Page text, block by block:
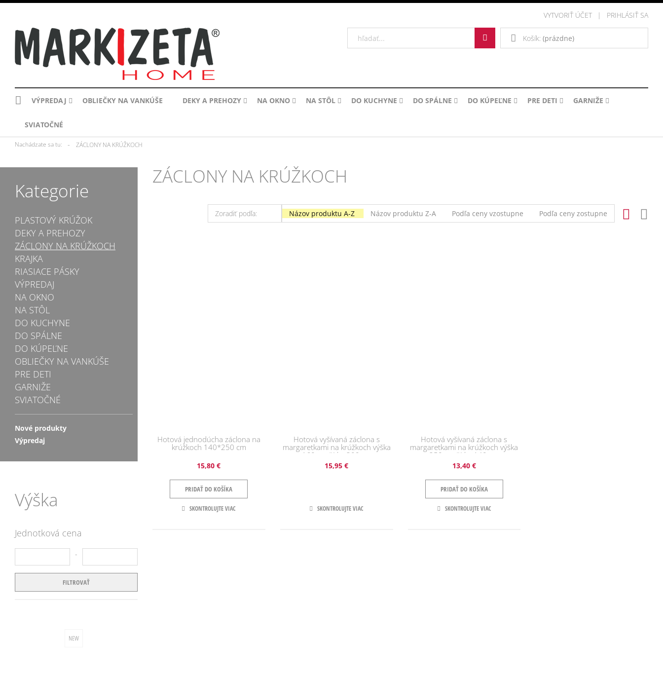
VYTVORIŤ ÚČET PRIHLÁSIŤ SA
Košík: (prázdne)
VÝPREDAJ OBLIEČKY NA VANKÚŠE DEKY A PREHOZY NA OKNO NA STÔL DO KUCHYNE DO SPÁLNE DO KÚPEĽNE PRE DETI GARNIŽE
SVIATOČNÉ
Nachádzate sa tu: ZÁCLONY NA KRÚŽKOCH
Kategorie
PLASTOVÝ KRÚŽOK
DEKY A PREHOZY
ZÁCLONY NA KRÚŽKOCH
KRAJKA
RIASIACE PÁSKY
VÝPREDAJ
NA OKNO
NA STÔL
DO KUCHYNE
DO SPÁLNE
DO KÚPEĽNE
OBLIEČKY NA VANKÚŠE
PRE DETI
GARNIŽE
SVIATOČNÉ
Nové produkty
Výpredaj
Výška
Jednotková cena
do
FILTROVAŤ
ZÁCLONY NA KRÚŽKOCH
Zoradiť podľa: Názov produktu A-Z Názov produktu Z-A Podľa ceny vzostupne Podľa ceny zostupne
Hotová jednodúcha záclona na
krúžkoch 140*250 cm
15,80 €
PRIDAŤ DO KOŠÍKA
SKONTROLUJTE VIAC
Hotová vyšívaná záclona s
margaretkami na krúžkoch výška
160 cm šírka 300 cm
15,95 €
SKONTROLUJTE VIAC
Hotová vyšívaná záclona s
margaretkami na krúžkoch výška
250 cm šírka 140 cm
13,40 €
PRIDAŤ DO KOŠÍKA
SKONTROLUJTE VIAC